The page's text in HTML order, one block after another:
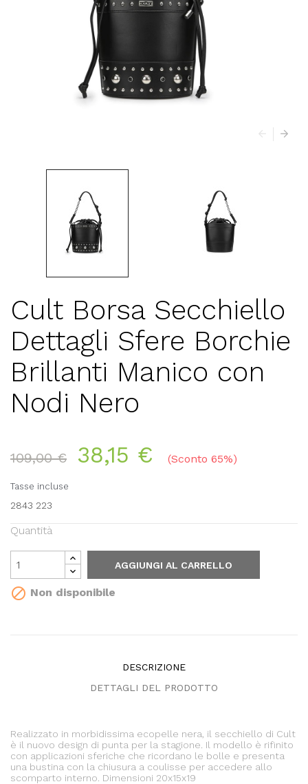
Cult Borsa Secchiello
Dettagli Sfere Borchie
Brillanti Manico con
Nodi Nero
109,00 € 38,15 € Sconto 65%
Tasse incluse
2843 223
Quantità
AGGIUNGI AL CARRELLO
 Non disponibile
DESCRIZIONE
DETTAGLI DEL PRODOTTO
Realizzato in morbidissima ecopelle nera, il secchiello di Cult
è il nuovo design di punta per la stagione. Il modello è rifinito
con applicazioni sferiche che ricordano le bolle e presenta
una bustina con la chiusura a coulisse per accedere allo
scomparto interno. Dimensioni 20x15x19